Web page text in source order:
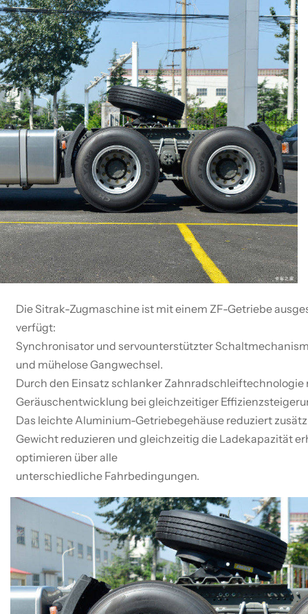
Die Sitrak-Zugmaschine ist mit einem ZF-Getriebe
verfügt:
Synchronisator und servounterstützter
und mühelose Gangwechsel.
Durch den Einsatz schlanker
Geräuschentwicklung bei gleichzeitiger
Das leichte Aluminium-Getriebegehäuse reduziert
Gewicht reduzieren und gleichzeitig die Ladekapazität
optimieren über alle
unterschiedliche Fahrbedingungen.